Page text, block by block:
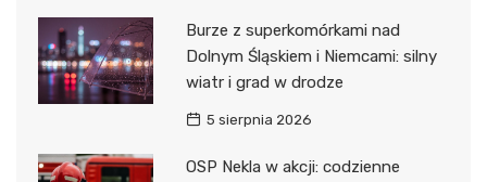
Burze z superkomórkami nad
Dolnym Śląskiem i Niemcami: silny
wiatr i grad w drodze
5 sierpnia 2026
OSP Nekla w akcji: codzienne